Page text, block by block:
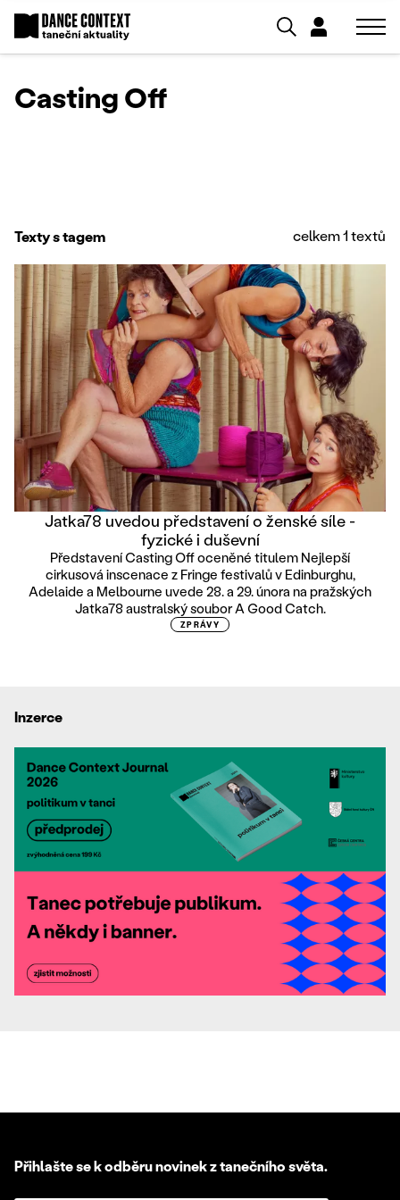
Casting Off
Texty s tagem celkem 1 textů
Jatka78 uvedou představení o ženské síle -
fyzické i duševní
Představení Casting Off oceněné titulem Nejlepší
cirkusová inscenace z Fringe festivalů v Edinburghu,
Adelaide a Melbourne uvede 28. a 29. února na pražských
Jatka78 australský soubor A Good Catch.
ZPRÁVY
Inzerce
Přihlašte se k odběru novinek z tanečního světa.